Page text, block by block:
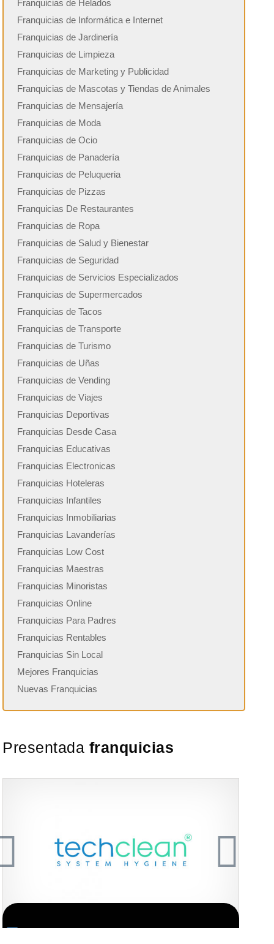
Franquicias de Helados
Franquicias de Informática e Internet
Franquicias de Jardinería
Franquicias de Limpieza
Franquicias de Marketing y Publicidad
Franquicias de Mascotas y Tiendas de Animales
Franquicias de Mensajería
Franquicias de Moda
Franquicias de Ocio
Franquicias de Panadería
Franquicias de Peluqueria
Franquicias de Pizzas
Franquicias De Restaurantes
Franquicias de Ropa
Franquicias de Salud y Bienestar
Franquicias de Seguridad
Franquicias de Servicios Especializados
Franquicias de Supermercados
Franquicias de Tacos
Franquicias de Transporte
Franquicias de Turismo
Franquicias de Uñas
Franquicias de Vending
Franquicias de Viajes
Franquicias Deportivas
Franquicias Desde Casa
Franquicias Educativas
Franquicias Electronicas
Franquicias Hoteleras
Franquicias Infantiles
Franquicias Inmobiliarias
Franquicias Lavanderías
Franquicias Low Cost
Franquicias Maestras
Franquicias Minoristas
Franquicias Online
Franquicias Para Padres
Franquicias Rentables
Franquicias Sin Local
Mejores Franquicias
Nuevas Franquicias
Presentada franquicias